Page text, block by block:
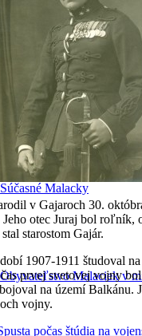
Malacky v minulosti
Malacky v 20. storočí
Súčasné Malacky
Obyvateľstvo Malaciek v
v Gajaroch 30.
otec Juraj bol roľník,
starostom Gajár.
1907-1911 študoval
prvej svetovej vojny
na území Balkánu.
vojny.